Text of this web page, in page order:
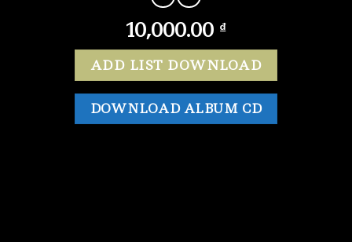
10,000.00 ₫
ADD LIST DOWNLOAD
DOWNLOAD ALBUM CD